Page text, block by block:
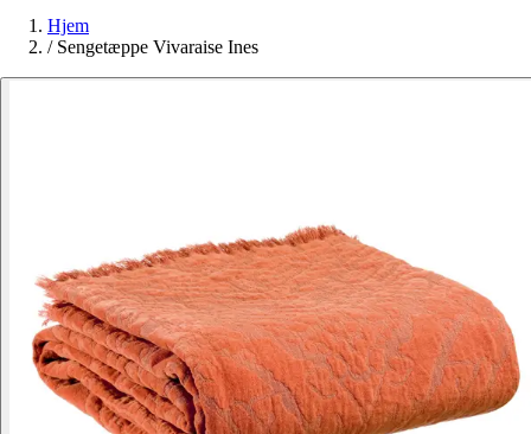
Hjem
/ Sengetæppe Vivaraise Ines